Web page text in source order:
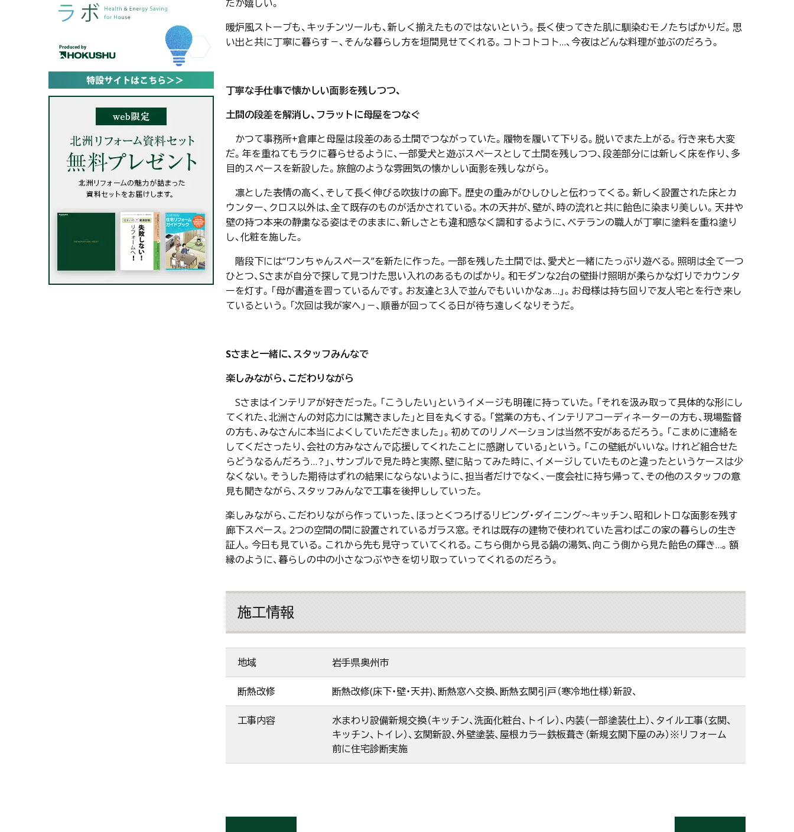
だか嬉しい。
暖炉風ストーブも、キッチンツールも、新しく揃えたものではないという。長く使ってきた肌に馴染むモノたちばかりだ。思
い出と共に丁寧に暮らす－、そんな暮らし方を垣間見せてくれる。コトコトコト…、今夜はどんな料理が並ぶのだろう。
丁寧な手仕事で懐かしい面影を残しつつ、
土間の段差を解消し、フラットに母屋をつなぐ
かつて事務所+倉庫と母屋は段差のある土間でつながっていた。履物を履いて下りる。脱いでまた上がる。行き来も大変
だ。年を重ねてもラクに暮らせるように、一部愛犬と遊ぶスペースとして土間を残しつつ、段差部分には新しく床を作り、多
目的スペースを新設した。旅館のような雰囲気の懐かしい面影を残しながら。
凛とした表情の高く、そして長く伸びる吹抜けの廊下。歴史の重みがひしひしと伝わってくる。新しく設置された床とカ
ウンター、クロス以外は、全て既存のものが活かされている。木の天井が、壁が、時の流れと共に飴色に染まり美しい。天井や
壁の持つ本来の静粛なる姿はそのままに、新しさとも違和感なく調和するように、ベテランの職人が丁寧に塗料を重ね塗り
し、化粧を施した。
階段下には“ワンちゃんスペース”を新たに作った。一部を残した土間では、愛犬と一緒にたっぷり遊べる。照明は全て一つ
ひとつ、Sさまが自分で探して見つけた思い入れのあるものばかり。和モダンな2台の壁掛け照明が柔らかな灯りでカウンタ
ーを灯す。「母が書道を習っているんです。お友達と3人で並んでもいいかなぁ…」。お母様は持ち回りで友人宅とを行き来し
ているという。「次回は我が家へ」－、順番が回ってくる日が待ち遠しくなりそうだ。
Sさまと一緒に、スタッフみんなで
楽しみながら、こだわりながら
Sさまはインテリアが好きだった。「こうしたい」というイメージも明確に持っていた。「それを汲み取って具体的な形にし
てくれた、北洲さんの対応力には驚きました」と目を丸くする。「営業の方も、インテリアコーディネーターの方も、現場監督
の方も、みなさんに本当によくしていただきました」。初めてのリノベーションは当然不安があるだろう。「こまめに連絡を
してくださったり、会社の方みなさんで応援してくれたことに感謝している」という。「この壁紙がいいな。けれど組合せた
らどうなるんだろう…？」、サンプルで見た時と実際、壁に貼ってみた時に、イメージしていたものと違ったというケースは少
なくない。そうした期待はずれの結果にならないように、担当者だけでなく、一度会社に持ち帰って、その他のスタッフの意
見も聞きながら、スタッフみんなで工事を後押ししていった。
楽しみながら、こだわりながら作っていった、ほっとくつろげるリビング・ダイニング～キッチン、昭和レトロな面影を残す
廊下スペース。2つの空間の間に設置されているガラス窓。それは既存の建物で使われていた言わばこの家の暮らしの生き
証人。今日も見ている。これから先も見守っていてくれる。こちら側から見る鍋の湯気、向こう側から見た飴色の輝き…。額
縁のように、暮らしの中の小さなつぶやきを切り取っていってくれるのだろう。
施工情報
地域 岩手県奥州市
断熱改修 断熱改修(床下・壁・天井)、断熱窓へ交換、断熱玄関引戸（寒冷地仕様）新設、
工事内容
水まわり設備新規交換（キッチン、洗面化粧台、トイレ）、内装（一部塗装仕上）、タイル工事（玄関、
キッチン、トイレ）、玄関新設、外壁塗装、屋根カラー鉄板葺き（新規玄関下屋のみ）※リフォーム
前に住宅診断実施